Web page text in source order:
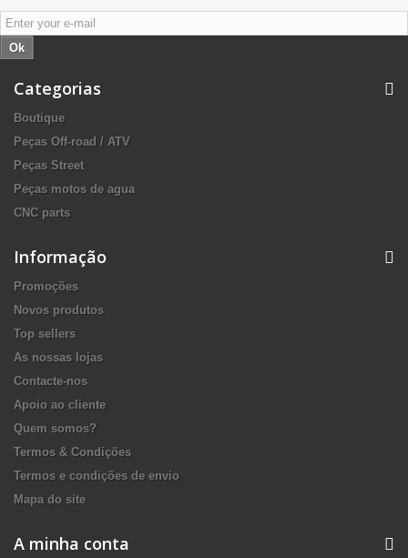
Ok
Categorias
Boutique
Peças Off-road / ATV
Peças Street
Peças motos de agua
CNC parts
Informação
Promoções
Novos produtos
Top sellers
As nossas lojas
Contacte-nos
Apoio ao cliente
Quem somos?
Termos & Condições
Termos e condições de envio
Mapa do site
A minha conta